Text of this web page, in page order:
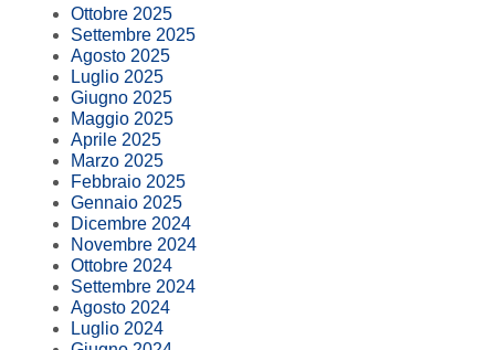
Ottobre 2025
Settembre 2025
Agosto 2025
Luglio 2025
Giugno 2025
Maggio 2025
Aprile 2025
Marzo 2025
Febbraio 2025
Gennaio 2025
Dicembre 2024
Novembre 2024
Ottobre 2024
Settembre 2024
Agosto 2024
Luglio 2024